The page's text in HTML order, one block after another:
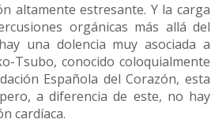
altamente estresante. Y la carga
orgánicas más allá del
una dolencia muy asociada a
Tsubo, conocido coloquialmente
Española del Corazón, esta
a diferencia de este, no hay
cardíaca.